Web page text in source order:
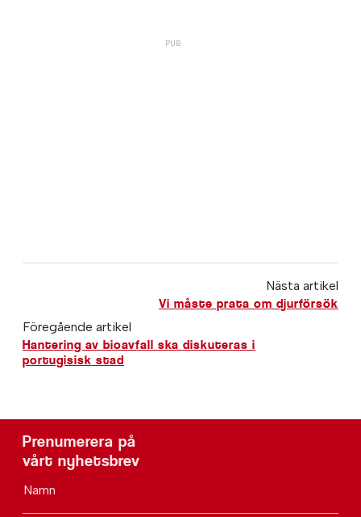
Nästa artikel
Vi måste prata om djurförsök
Föregående artikel
Hantering av bioavfall ska diskuteras i
portugisisk stad
Prenumerera på
vårt nyhetsbrev
Namn